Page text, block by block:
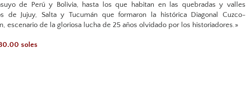
de Perú y Bolivia, hasta los que habitan en las quebradas y valles
de Jujuy, Salta y Tucumán que formaron la histórica Diagonal Cuzco-
escenario de la gloriosa lucha de 25 años olvidado por los historiadores.»
soles